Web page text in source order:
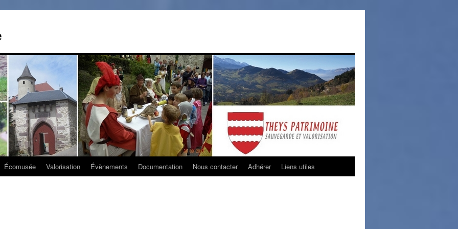
Écomusée Valorisation Évènements Documentation Nous contacter Adhérer Liens utiles